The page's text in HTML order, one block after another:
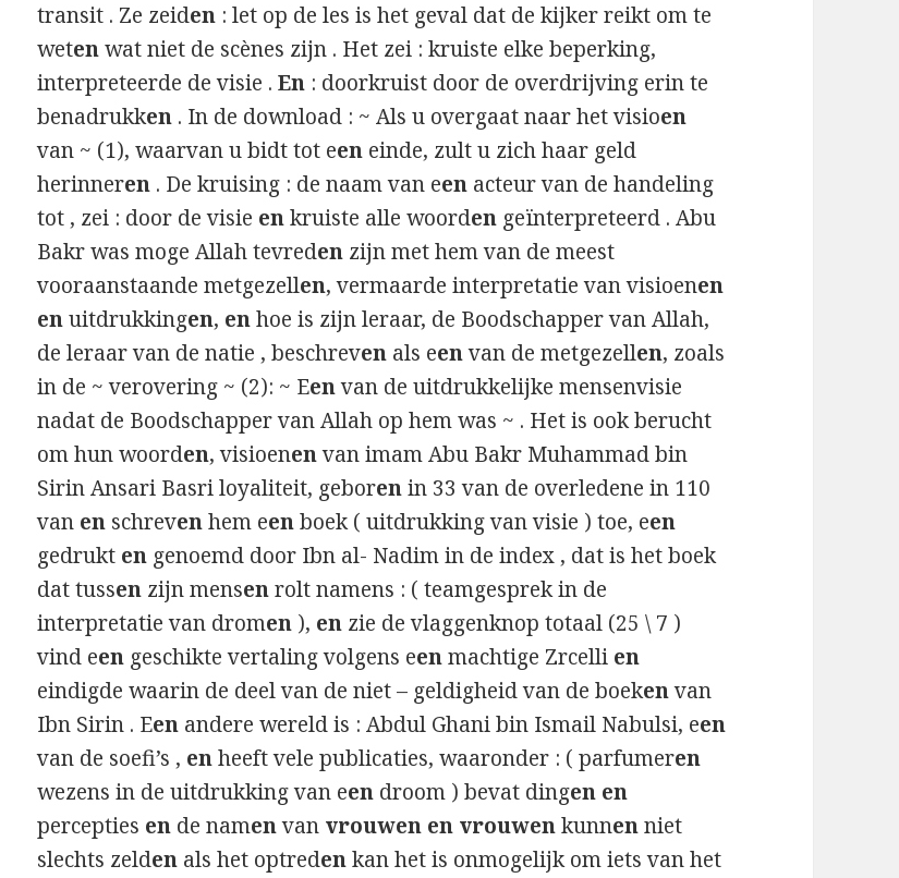
transit . Ze zeiden : let op de les is het geval dat de kijker reikt om te
wetenwat niet de scènes zijn . Het zei : kruiste elke beperking,
interpreteerde de visie .En : doorkruist door de overdrijving erin te
benadrukken . In de download : ~ Als u overgaat naar het visioen
van ~ (1), waarvan u bidt tot een einde, zult u zich haar geld
herinneren . De kruising : de naam van een acteur van de handeling
tot , zei : door de visie enkruiste alle woorden geïnterpreteerd . Abu
Bakr was moge Allah tevreden zijn met hem van de meest
vooraanstaande metgezellen, vermaarde interpretatie van visioenen
enuitdrukkingen, enhoe is zijn leraar, de Boodschapper van Allah,
de leraar van de natie , beschreven als eenvan de metgezellen, zoals
in de ~ verovering ~ (2): ~ Eenvan de uitdrukkelijke mensenvisie
nadat de Boodschapper van Allah op hem was ~ . Het is ook berucht
om hun woorden, visioenenvan imam Abu Bakr Muhammad bin
Sirin Ansari Basri loyaliteit, geborenin 33 van de overledene in 110
van en schrevenhem eenboek ( uitdrukking van visie ) toe, een
gedrukt en genoemd door Ibn al- Nadim in de index , dat is het boek
dat tussen zijn mensenrolt namens : ( teamgesprek in de
interpretatie van dromen ), en zie de vlaggenknop totaal (25 \ 7 )
vind een geschikte vertaling volgens eenmachtige Zrcelli en
eindigde waarin de deel van de niet – geldigheid van de boekenvan
Ibn Sirin . Een andere wereld is : Abdul Ghani bin Ismail Nabulsi, een
van de soefi’s , enheeft vele publicaties, waaronder : ( parfumeren
wezens in de uitdrukking van een droom ) bevat dingen en
percepties en de namenvan vrouwen en vrouwenkunnenniet
slechts zelden als het optredenkan het is onmogelijk om iets van het